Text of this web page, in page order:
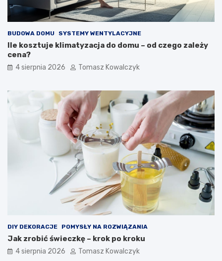
BUDOWA DOMU SYSTEMY WENTYLACYJNE
Ile kosztuje klimatyzacja do domu – od czego zależy
cena?
4 sierpnia 2026 Tomasz Kowalczyk
DIY DEKORACJE POMYSŁY NA ROZWIĄZANIA
Jak zrobić świeczkę – krok po kroku
4 sierpnia 2026 Tomasz Kowalczyk